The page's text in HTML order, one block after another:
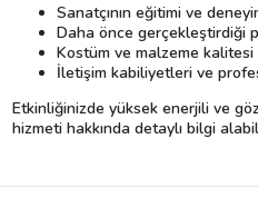
Sanatçının eğitimi ve
Daha önce gerçekleştirdiği
Kostüm ve malzeme kalitesi
İletişim kabiliyetleri ve
Etkinliğinizde yüksek enerjili ve
hizmeti hakkında detaylı bilgi